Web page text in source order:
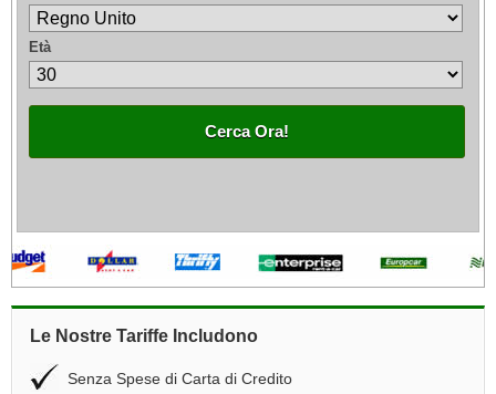
Età
Cerca Ora!
Le Nostre Tariffe Includono
Senza Spese di Carta di Credito